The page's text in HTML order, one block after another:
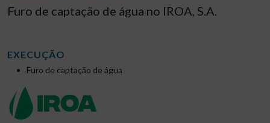
Furo de captação de água no IROA, S.A.
EXECUÇÃO
Furo de captação de água